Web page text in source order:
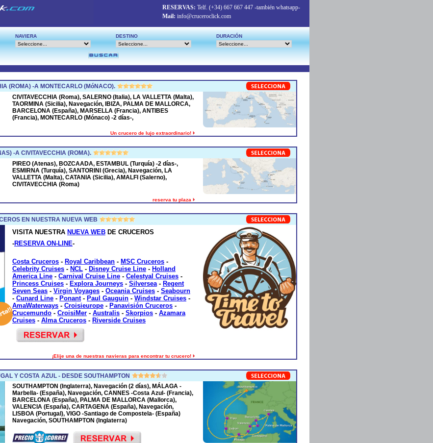
RESERVAS: Telf. (+34) 667 667 447 -también whatsapp-
Mail: info@cruceroclick.com
NAVIERA DESTINO DURACIÓN
(ROMA) -A MONTECARLO (MóNACO).
CIVITAVECCHIA (Roma), SALERNO (Italia), LA VALLETTA (Malta),
TAORMINA (Sicilia), Navegación, IBIZA, PALMA DE MALLORCA,
BARCELONA (España), MARSELLA (Francia), ANTIBES
(Francia), MONTECARLO (Mónaco) -2 días-,
Un crucero de lujo extraordinario!
-A CIVITAVECCHIA (ROMA).
PIREO (Atenas), BOZCAADA, ESTAMBUL (Turquía) -2 días-,
ESMIRNA (Turquía), SANTORINI (Grecia), Navegación, LA
VALLETTA (Malta), CATANIA (Sicilia), AMALFI (Salerno),
CIVITAVECCHIA (Roma)
reserva tu plaza
EN NUESTRA NUEVA WEB
VISITA NUESTRA NUEVA WEB DE CRUCEROS
-RESERVA ON-LINE-
Costa Cruceros - Royal Caribbean - MSC Cruceros -
Celebrity Cruises - NCL - Disney Cruise Line - Holland
America Line - Carnival Cruise Line - Celestyal Cruises -
Princess Cruises - Explora Journeys - Silversea- Regent
Seven Seas - Virgin Voyages - Oceania Cruises - Seabourn
- Cunard Line - Ponant- Paul Gauguin - Windstar Cruises -
AmaWaterways - Croisieurope - Panavisión Cruceros -
Crucemundo - CroisiMer - Australis - Skorpios - Azamara
Cruises - Alma Cruceros - Riverside Cruises
¡Elije una de nuestras navieras para encontrar tu crucero!
Y COSTA AZUL - DESDE SOUTHAMPTON
SOUTHAMPTON (Inglaterra), Navegación (2 días), MÁLAGA -
Marbella- (España), Navegación, CANNES -Costa Azul- (Francia),
BARCELONA (España), PALMA DE MALLORCA (Mallorca),
VALENCIA (España), CARTAGENA (España), Navegación,
LISBOA (Portugal), VIGO -Santiago de Compostela- (España)
Navegación, SOUTHAMPTON (Inglaterra)